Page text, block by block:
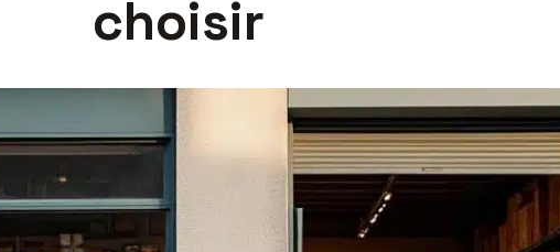
choisir